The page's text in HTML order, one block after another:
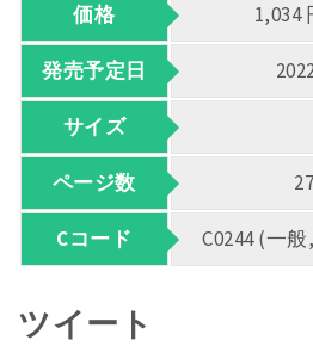
価格 1,034
発売予定日
サイズ
ページ数
Cコード C0244 (一
ツイート